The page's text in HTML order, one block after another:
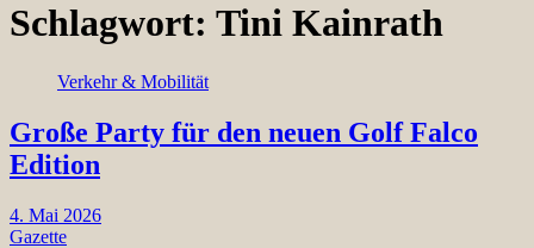
Schlagwort: Tini Kainrath
Verkehr & Mobilität
Große Party für den neuen Golf Falco
Edition
4. Mai 2026
Gazette